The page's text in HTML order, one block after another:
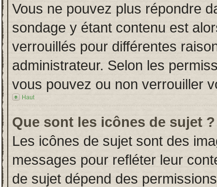
Vous ne pouvez plus répondre
sondage y étant contenu est
verrouillés pour différentes
administrateur. Selon les
vous pouvez ou non verrouiller
Haut
Que sont les icônes de sujet ?
Les icônes de sujet sont des
messages pour refléter leur
de sujet dépend des